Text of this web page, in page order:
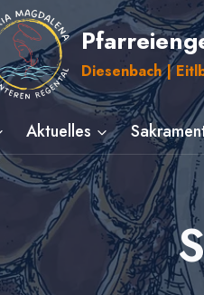
Diesenbach |
Aktuelles